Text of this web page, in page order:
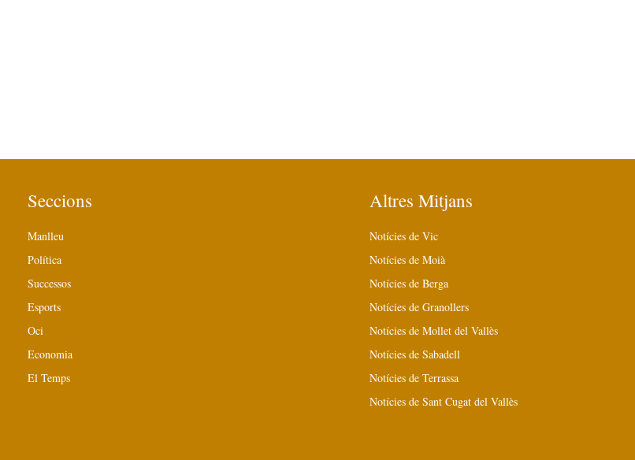
Seccions
Manlleu
Política
Successos
Esports
Oci
Economia
El Temps
Altres Mitjans
Notícies de Vic
Notícies de Moià
Notícies de Berga
Notícies de Granollers
Notícies de Mollet del Vallès
Notícies de Sabadell
Notícies de Terrassa
Notícies de Sant Cugat del Vallès